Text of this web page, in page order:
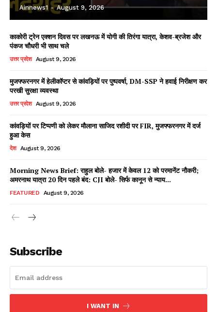
Facebook
X WhatsApp
Read Latest News on AIN
Ainnews1 - August 9, 2026
काकोरी ट्रेन एक्शन दिवस पर लखनऊ में योगी की तिरंगा यात्रा, केशव-ब्रजेश और
पंकज चौधरी भी साथ चले
उत्तर प्रदेश August 9, 2026
मुजफ्फरनगर में हेलीकॉप्टर से कांवड़ियों पर पुष्पवर्षा, DM-SSP ने हवाई निरीक्षण कर
परखी सुरक्षा व्यवस्था
उत्तर प्रदेश August 9, 2026
कांवड़ियों पर टिप्पणी को लेकर मौलाना साजिद रशीदी पर FIR, मुजफ्फरनगर में दर्ज
हुआ केस
देश August 9, 2026
Morning News Brief: राहुल बोले- हजार में केवल 12 को परमानेंट नौकरी;
अमरनाथ यात्रा 20 दिन पहले बंद: CJI बोले- सिर्फ कानून से न्याय...
FEATURED August 9, 2026
Subscribe
I WANT IN